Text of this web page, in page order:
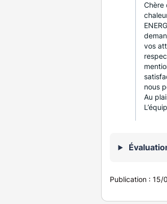
Chère
vos
nous
Au
Publication :15/